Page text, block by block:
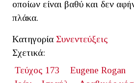
οποίων είναι βαθύ και δεν
πλάκα.
Κατηγορία Συνεντεύξεις
Σχετικά:
Τεύχος 173
Eugene Rogan